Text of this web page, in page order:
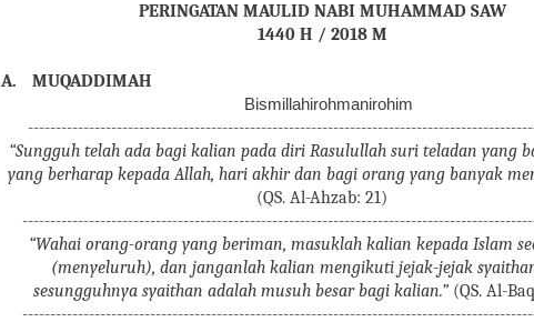
PERINGATAN MAULID NABI MUHAMMAD SAW
1440 H / 2018 M
A. MUQADDIMAH
Bismillahirohmanirohim
“Sungguh telah ada bagi kalian pada diri Rasulullah suri teladan yang
yang berharap kepada Allah, hari akhir dan bagi orang yang banyak
(QS. Al-Ahzab: 21)
“Wahai orang-orang yang beriman, masuklah kalian kepada Islam
(menyeluruh), dan janganlah kalian mengikuti jejak-jejak
sesungguhnya syaithan adalah musuh besar bagi kalian.”(QS. Al-